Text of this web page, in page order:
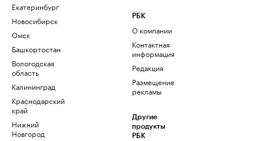
Екатеринбург
Новосибирск
Омск
Башкортостан
Вологодская
область
Калининград
Краснодарский
край
Нижний
Новгород
РБК
О компании
Контактная
информация
Редакция
Размещение
рекламы
Другие
продукты
РБК